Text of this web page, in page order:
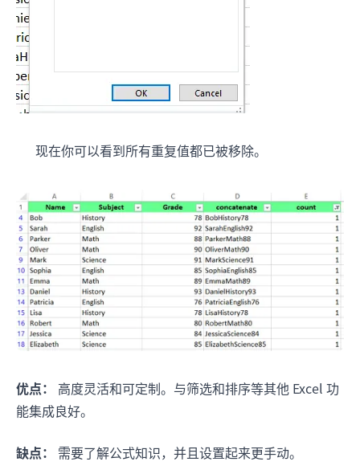
现在你可以看到所有重复值都已被移除。
优点：
高度灵活和可定制。与筛选和排序等其他 Excel 功
能集成良好。
缺点： 需要了解公式知识，并且设置起来更手动。